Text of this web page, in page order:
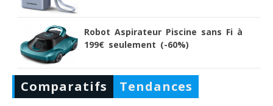
Robot Aspirateur Piscine sans Fi à
199€ seulement (-60%)
Comparatifs Tendances